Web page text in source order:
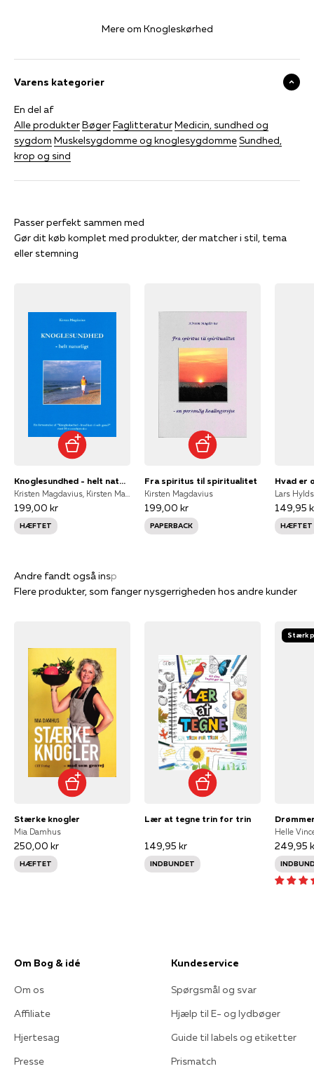
Mere om Knogleskørhed
Varens kategorier
En del af
Alle produkterBøgerFaglitteraturMedicin, sundhed og
sygdom Muskelsygdomme og knoglesygdommeSundhed,
krop og sind
Gør dit køb komplet med produkter, der matcher i stil, tema
eller stemning
Knoglesundhed - helt naturligt
Kristen Magdavius, Kirsten Magdavius
199,00 kr
HÆFTET
Fra spiritus til spiritualitet
Kirsten Magdavius
199,00 kr
PAPERBACK
Hvad er
149,95
HÆFTET
Flere produkter, som fanger nysgerrigheden hos andre kunder
Stærke knogler
Mia Damhus
250,00 kr
HÆFTET
Lær at tegne trin for trin
149,95 kr
INDBUNDET
Stærk
Helle
249,95
Om Bog & idé
Om os
Affiliate
Hjertesag
Presse
Kundeservice
Spørgsmål og svar
Hjælp til E- og lydbøger
Guide til labels og etiketter
Prismatch